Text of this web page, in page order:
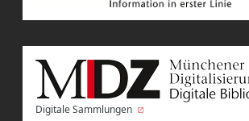
Digitale Sammlungen